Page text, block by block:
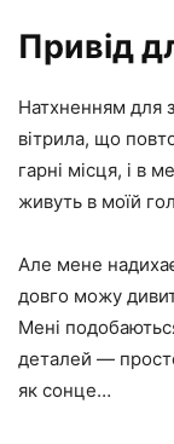
Привід
Натхненням для
вітрила, що
гарні місця, і в
живуть в моїй
Але мене
довго можу
Мені
деталей —
як сонце…